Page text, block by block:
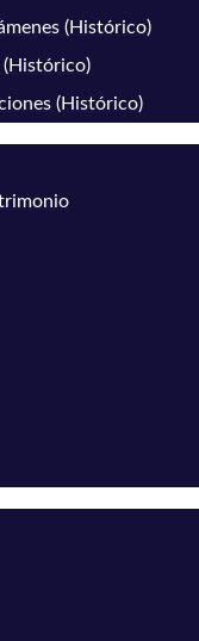
(Histórico)
(Histórico)
(Histórico)